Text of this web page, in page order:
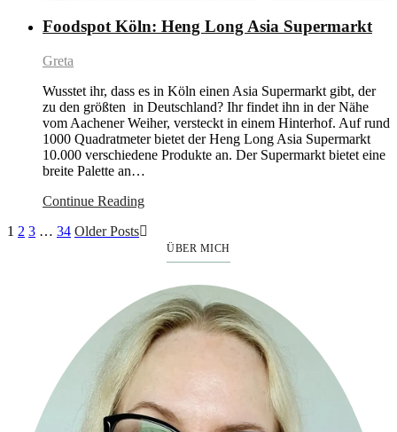
Foodspot Köln: Heng Long Asia Supermarkt
Greta
Wusstet ihr, dass es in Köln einen Asia Supermarkt gibt, der
zu den größten in Deutschland? Ihr findet ihn in der Nähe
vom Aachener Weiher, versteckt in einem Hinterhof. Auf rund
1000 Quadratmeter bietet der Heng Long Asia Supermarkt
10.000 verschiedene Produkte an. Der Supermarkt bietet eine
breite Palette an…
Continue Reading
1 2 3 … 34 Older Posts
ÜBER MICH